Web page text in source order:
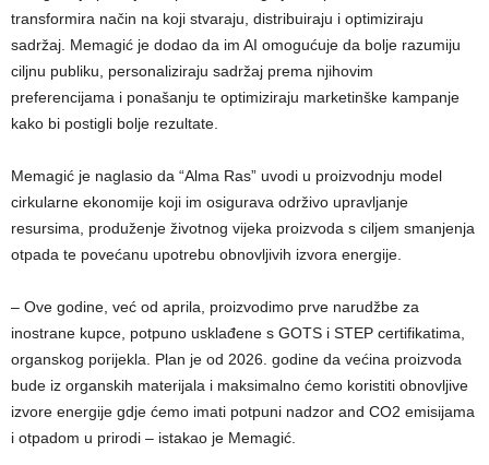
transformira način na koji stvaraju, distribuiraju i optimiziraju
sadržaj. Memagić je dodao da im AI omogućuje da bolje razumiju
ciljnu publiku, personaliziraju sadržaj prema njihovim
preferencijama i ponašanju te optimiziraju marketinške kampanje
kako bi postigli bolje rezultate.
Memagić je naglasio da “Alma Ras” uvodi u proizvodnju model
cirkularne ekonomije koji im osigurava održivo upravljanje
resursima, produženje životnog vijeka proizvoda s ciljem smanjenja
otpada te povećanu upotrebu obnovljivih izvora energije.
– Ove godine, već od aprila, proizvodimo prve narudžbe za
inostrane kupce, potpuno usklađene s GOTS i STEP certifikatima,
organskog porijekla. Plan je od 2026. godine da većina proizvoda
bude iz organskih materijala i maksimalno ćemo koristiti obnovljive
izvore energije gdje ćemo imati potpuni nadzor and CO2 emisijama
i otpadom u prirodi – istakao je Memagić.